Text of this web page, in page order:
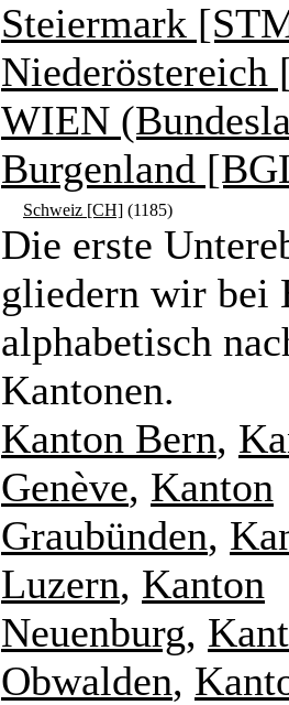
Steiermark
Niederöstereich
WIEN
Burgenland
Schweiz [CH] (1185)
Die erste
gliedern wir bei
alphabetisch
Kantonen.
Kanton Bern,
Genève, Kanton
Graubünden,
Luzern, Kanton
Neuenburg,
Obwalden,